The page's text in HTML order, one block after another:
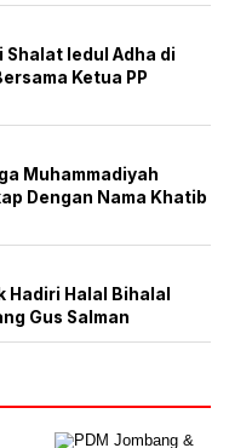
Shalat Iedul Adha di
Ketua PP
Muhammadiyah
Dengan Nama Khatib
Hadiri Halal Bihalal
Gus Salman